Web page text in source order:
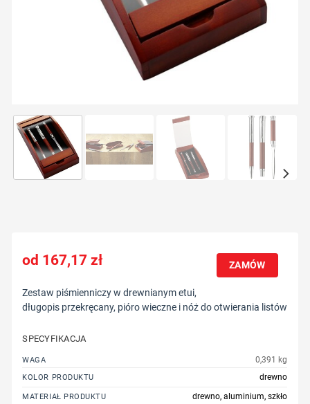
167,17zł ZAMÓW
Zestaw piśmienniczy w drewnianym etui,
długopis przekręcany, pióro wieczne i nóż do otwierania listów
SPECYFIKACJA
WAGA 0,391 kg
KOLOR PRODUKTU drewno
MATERIAŁ PRODUKTU drewno, aluminium, szkło